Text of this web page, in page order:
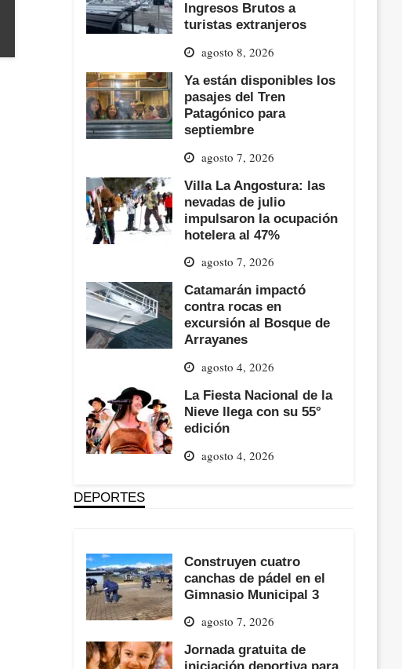
Ingresos Brutos a
turistas extranjeros
agosto 8, 2026
Ya están disponibles los
pasajes del Tren
Patagónico para
septiembre
agosto 7, 2026
Villa La Angostura: las
nevadas de julio
impulsaron la ocupación
hotelera al 47%
agosto 7, 2026
Catamarán impactó
contra rocas en
excursión al Bosque de
Arrayanes
agosto 4, 2026
La Fiesta Nacional de la
Nieve llega con su 55°
edición
agosto 4, 2026
DEPORTES
Construyen cuatro
canchas de pádel en el
Gimnasio Municipal 3
agosto 7, 2026
Jornada gratuita de
iniciación deportiva para